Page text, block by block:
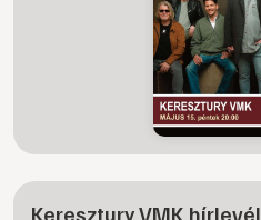
Keresztury VMK hírlevél